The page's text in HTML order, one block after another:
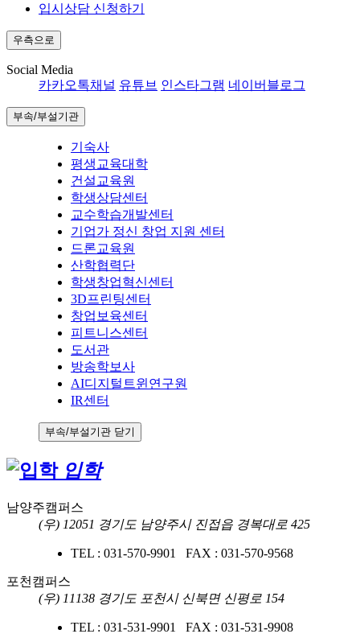
입시상담 신청하기
우측으로
Social Media
카카오톡채널 유튜브 인스타그램 네이버블로그
부속/부설기관
기숙사
평생교육대학
건설교육원
학생상담센터
교수학습개발센터
기업가 정신 창업 지원 센터
드론교육원
산학협력단
학생창업혁신센터
3D프린팅센터
창업보육센터
피트니스센터
도서관
방송학보사
AI디지털트윈연구원
IR센터
부속/부설기관 닫기
입학
남양주캠퍼스
(우) 12051 경기도 남양주시 진접읍 경복대로 425
TEL : 031-570-9901 FAX : 031-570-9568
포천캠퍼스
(우) 11138 경기도 포천시 신북면 신평로 154
TEL : 031-531-9901 FAX : 031-531-9908